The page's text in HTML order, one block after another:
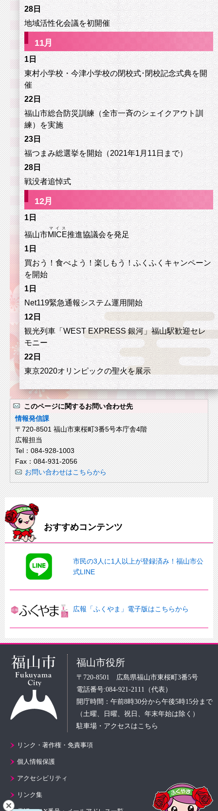
28日
地域活性化会議を初開催
11月
1日
東村小学校・今津小学校の閉校式･閉校記念式典を開
催
22日
福山市総合防災訓練（全市一斉のシェイクアウト訓
練）を実施
23日
福つまみ総選挙を開始（2021年1月11日まで）
28日
戦没者追悼式
12月
1日
福山市MICE
マイス
推進協議会を発足
1日
買おう！食べよう！楽しもう！ふくふくキャンペーン
を開始
1日
Net119緊急通報システム運用開始
12日
観光列車「WEST EXPRESS 銀河」福山駅歓迎セレ
モニー
22日
東京2020オリンピックの聖火を展示
このページに関するお問い合わせ先
情報発信課
〒720-8501 福山市東桜町3番5号本庁舎4階
広報担当
Tel：084-928-1003
Fax：084-931-2056
お問い合わせはこちらから
おすすめコンテンツ
市民の3人に1人以上が登録済み！福山市公
式LINE
広報「ふくやま」電子版はこちらから
福山市役所
〒720-8501 広島県福山市東桜町3番5号
電話番号:084-921-2111（代表）
開庁時間：午前8時30分から午後5時15分まで
（土曜、日曜、祝日、年末年始は除く）
駐車場・アクセスはこちら
リンク・著作権・免責事項
個人情報保護
アクセシビリティ
リンク集